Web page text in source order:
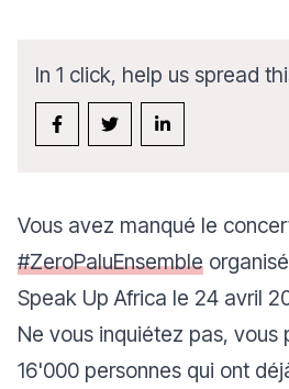
In 1 click, help us spread
Vous avez manqué le
#ZeroPaluEnsemble
Speak Up Africa le 24 avril
Ne vous inquiétez pas, vous
16'000 personnes qui ont